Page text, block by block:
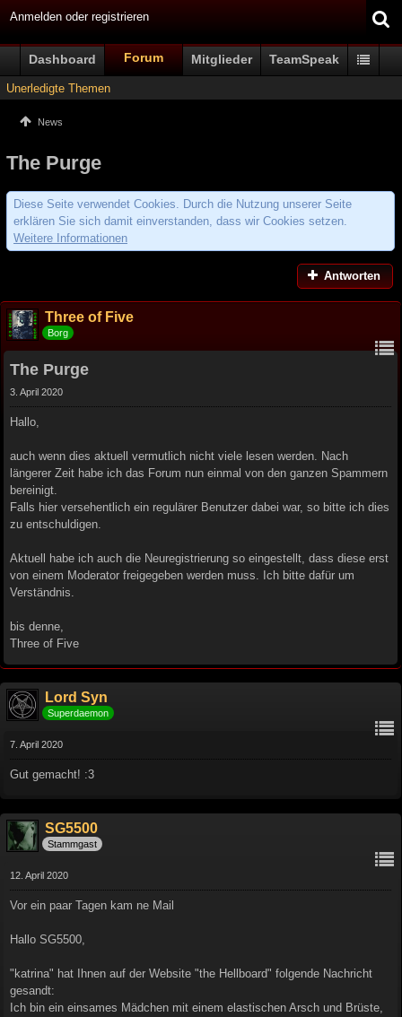
Anmelden oder registrieren
Dashboard Forum Mitglieder TeamSpeak
Unerledigte Themen
News
The Purge
Diese Seite verwendet Cookies. Durch die Nutzung unserer Seite
erklären Sie sich damit einverstanden, dass wir Cookies setzen.
Weitere Informationen
Antworten
Three of Five
Borg
The Purge
3. April 2020
Hallo,
auch wenn dies aktuell vermutlich nicht viele lesen werden. Nach
längerer Zeit habe ich das Forum nun einmal von den ganzen Spammern
bereinigt.
Falls hier versehentlich ein regulärer Benutzer dabei war, so bitte ich dies
zu entschuldigen.
Aktuell habe ich auch die Neuregistrierung so eingestellt, dass diese erst
von einem Moderator freigegeben werden muss. Ich bitte dafür um
Verständnis.
bis denne,
Three of Five
Lord Syn
Superdaemon
7. April 2020
Gut gemacht! :3
SG5500
Stammgast
12. April 2020
Vor ein paar Tagen kam ne Mail
Hallo SG5500,
"katrina" hat Ihnen auf der Website "the Hellboard" folgende Nachricht
gesandt:
Ich bin ein einsames Mädchen mit einem elastischen Arsch und Brüste,